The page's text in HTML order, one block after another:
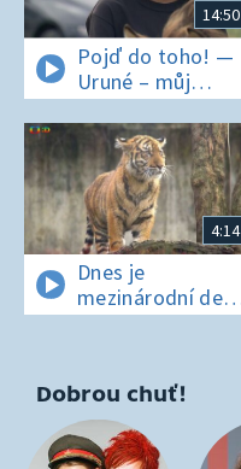
14:50
Pojď do toho! —
Uruné – můj
horský koník
4:14
Dnes je
mezinárodní den
t_grů
Dobrou chuť!